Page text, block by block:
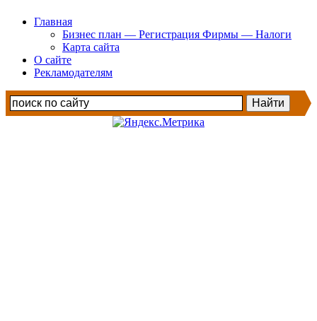
Главная
Бизнес план — Регистрация Фирмы — Налоги
Карта сайта
О сайте
Рекламодателям